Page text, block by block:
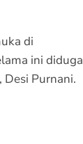
di
ini diduga
Purnani.